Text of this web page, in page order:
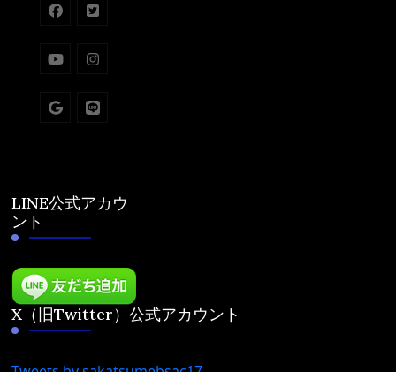
LINE公式アカウ
ント
X（旧Twitter）公式アカウント